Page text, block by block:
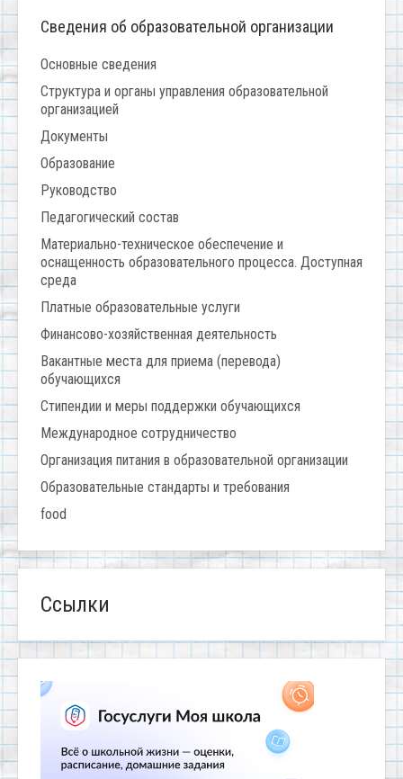
Сведения об образовательной организации
Основные сведения
Структура и органы управления образовательной
организацией
Документы
Образование
Руководство
Педагогический состав
Материально-техническое обеспечение и
оснащенность образовательного процесса. Доступная
среда
Платные образовательные услуги
Финансово-хозяйственная деятельность
Вакантные места для приема (перевода)
обучающихся
Стипендии и меры поддержки обучающихся
Международное сотрудничество
Организация питания в образовательной организации
Образовательные стандарты и требования
food
Ссылки